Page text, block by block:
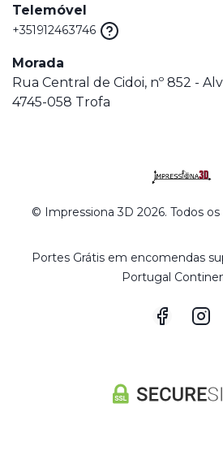
© Impressiona 3D 2026. Todos
Portes Grátis em encomendas
Portugal
Telemóvel
+351912463746
Morada
Rua Central de Cidoi, nº 852 -
4745-058 Trofa